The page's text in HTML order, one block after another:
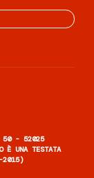
50 - 52025
È UNA TESTATA
2015)